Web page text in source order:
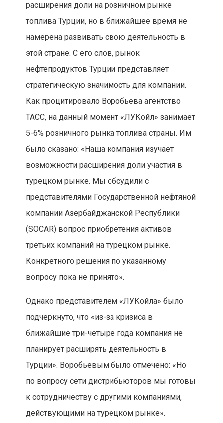
расширения доли на розничном рынке
топлива Турции, но в ближайшее время не
намерена развивать свою деятельность в
этой стране. С его слов, рынок
нефтепродуктов Турции представляет
стратегическую значимость для компании.
Как процитировало Воробьева агентство
ТАСС, на данный момент «ЛУКойл» занимает
5-6% розничного рынка топлива страны. Им
было сказано: «Наша компания изучает
возможности расширения доли участия в
турецком рынке. Мы обсудили с
представителями Государственной нефтяной
компании Азербайджанской Республики
(SOCAR) вопрос приобретения активов
третьих компаний на турецком рынке.
Конкретного решения по указанному
вопросу пока не принято».
Однако представителем «ЛУКойла» было
подчеркнуто, что «из-за кризиса в
ближайшие три-четыре года компания не
планирует расширять деятельность в
Турции». Воробьевым было отмечено: «Но
по вопросу сети дистрибьюторов мы готовы
к сотрудничеству с другими компаниями,
действующими на турецком рынке».